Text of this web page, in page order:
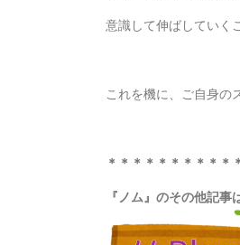
意識して伸ばしていく
これを機に、ご自身の
＊＊＊＊＊＊＊＊＊＊
『ノム』のその他記事